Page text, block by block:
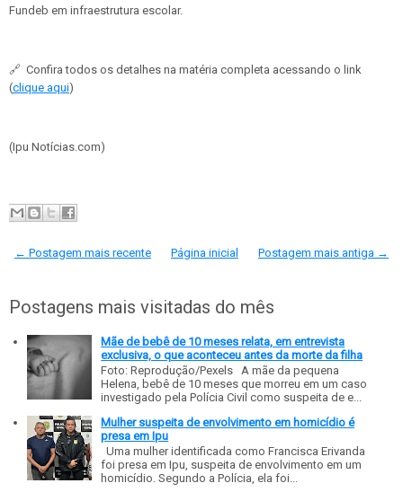
Fundeb em infraestrutura escolar.
🔗 Confira todos os detalhes na matéria completa acessando o link
(clique aqui)
(Ipu Notícias.com)
← Postagem mais recente Postagem mais antiga →
Página inicial
Postagens mais visitadas do mês
Mãe de bebê de 10 meses relata, em entrevista
exclusiva, o que aconteceu antes da morte da filha
Foto: Reprodução/Pexels A mãe da pequena
Helena, bebê de 10 meses que morreu em um caso
investigado pela Polícia Civil como suspeita de e...
Mulher suspeita de envolvimento em homicídio é
presa em Ipu
Uma mulher identificada como Francisca Erivanda
foi presa em Ipu, suspeita de envolvimento em um
homicídio. Segundo a Polícia, ela foi...